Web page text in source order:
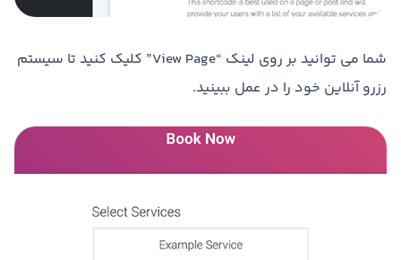
شما می توانید بر روی لینک “View Page” کلیک کنید تا سیستم
رزرو آنلاین خود را در عمل ببینید.